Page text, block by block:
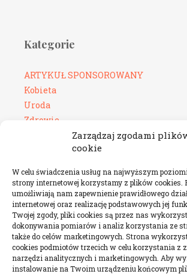
Zarządzaj zgodami
cookie
W celu świadczenia usług na najwyższym
strony internetowej korzystamy z plików cookies.
umożliwiają nam zapewnienie prawidłowego
internetowej oraz realizację podstawowych jej
Twojej zgody, pliki cookies są przez nas
dokonywania pomiarów i analiz korzystania ze
także do celów marketingowych. Strona
cookies podmiotów trzecich w celu korzystania z
narzędzi analitycznych i marketingowych. Aby
instalowanie na Twoim urządzeniu końcowym
Kategorie
ARTYKUŁ SPONSOROWANY
Kobieta
Uroda
Zdrowie
SIERPIEŃ 2026
P W Ś C P
3
4 5 6 7
10
11 12 13 14